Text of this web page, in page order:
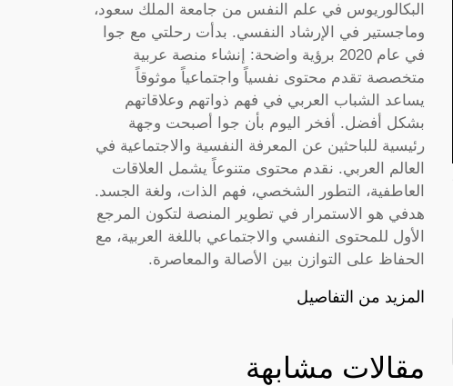
البكالوريوس في علم النفس من جامعة الملك سعود،
وماجستير في الإرشاد النفسي. بدأت رحلتي مع جوا
في عام 2020 برؤية واضحة: إنشاء منصة عربية
متخصصة تقدم محتوى نفسياً واجتماعياً موثوقاً
يساعد الشباب العربي في فهم ذواتهم وعلاقاتهم
بشكل أفضل. أفخر اليوم بأن جوا أصبحت وجهة
رئيسية للباحثين عن المعرفة النفسية والاجتماعية في
العالم العربي. نقدم محتوى متنوعاً يشمل العلاقات
العاطفية، التطور الشخصي، فهم الذات، ولغة الجسد.
هدفي هو الاستمرار في تطوير المنصة لتكون المرجع
الأول للمحتوى النفسي والاجتماعي باللغة العربية، مع
الحفاظ على التوازن بين الأصالة والمعاصرة.
المزيد من التفاصيل
مقالات مشابهة